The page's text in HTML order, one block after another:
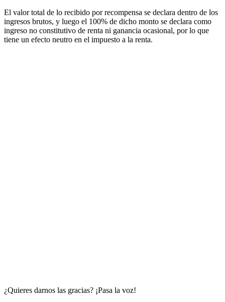
El valor total de lo recibido por recompensa se declara dentro de los
ingresos brutos, y luego el 100% de dicho monto se declara como
ingreso no constitutivo de renta ni ganancia ocasional, por lo que
tiene un efecto neutro en el impuesto a la renta.
¿Quieres darnos las gracias? ¡Pasa la voz!